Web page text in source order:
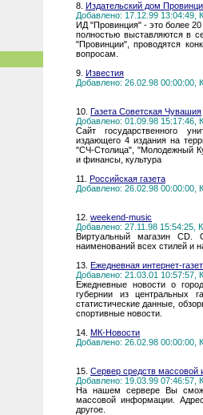
8. Издательский дом
Добавлено: 17.12.99 13:04:49,
ИД "Провинция" - это более
полностью выставляются в
"Провинции", проводятся
вопросам.
9. Известия
Добавлено: 26.02.98 00:00:00,
10. Газета Советская Чувашия
Добавлено: 01.09.98 15:17:46,
Сайт государственного
издающего 4 издания на
"СЧ-Столица", "Молодежный
и финансы, культура
11. Российская газета
Добавлено: 26.02.98 00:00:00,
12. weekend-music
Добавлено: 27.11.98 15:54:25,
Виртуальный магазин CD.
наименований всех стилей и
13. Ежедневная интернет-
Добавлено: 21.03.01 10:57:57,
Ежедневные новости о
губернии из центральных
статистические данные,
спортивные новости.
14. МК-Новости
Добавлено: 26.02.98 00:00:00,
15. Сервер средств массовой
Добавлено: 19.03.99 07:46:57,
На нашем сервере Вы
массовой информации.
другое.